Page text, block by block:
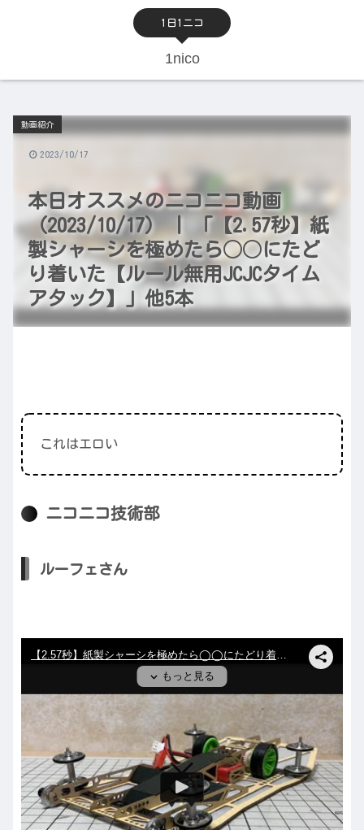
1日1ニコ
1nico
本日オススメのニコニコ動画
（2023/10/17） | 「【2.57秒】紙
製シャーシを極めたら◯◯にたど
り着いた【ルール無用JCJCタイム
アタック】」他5本
動画紹介
2023/10/17
これはエロい
ニコニコ技術部
ルーフェさん